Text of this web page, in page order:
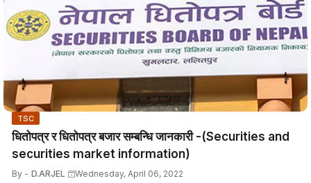
TSC
धितोपत्र र धितोपत्र बजार सम्बन्धि जानकारी -(Securities and
securities market information)
By - D.ARJEL Wednesday, April 06, 2022